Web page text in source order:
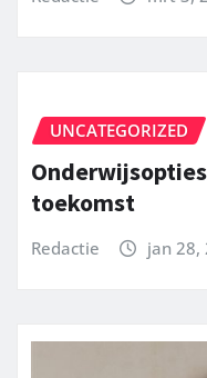
UNCATEGORIZED
toekomst
Redactie jan 28,